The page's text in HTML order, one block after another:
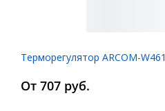
Терморегулятор ARCOM-W461
От 707 руб.